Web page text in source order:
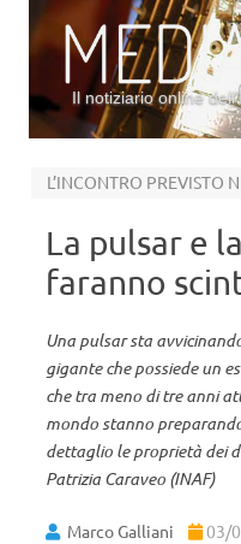
Il notiziario online
L’INCONTRO PREVISTO
La pulsar e
faranno
Una pulsar sta
gigante che possiede un
che tra meno di tre anni
mondo stanno
dettaglio le proprietà dei
Patrizia Caraveo (INAF)
Marco Galliani 03/